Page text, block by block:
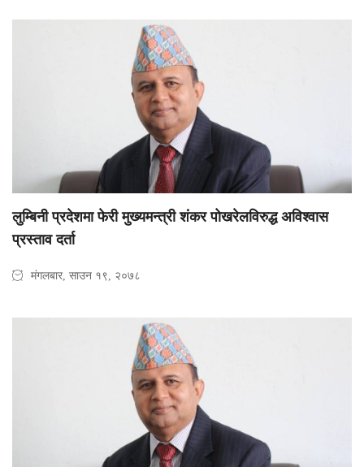
लुम्बिनी प्रदेशमा फेरी मुख्यमन्त्री शंकर पोखरेलविरुद्ध अविश्वास
प्रस्ताव दर्ता
मंगलबार, साउन १९, २०७८